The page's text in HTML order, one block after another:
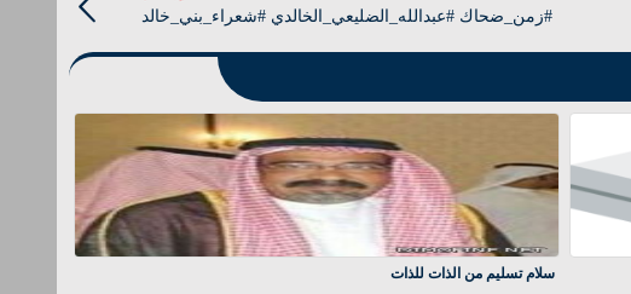
#زمن_ضحاك #عبدالله_الضليعي_الخالدي #شعراء_بني_خالد
سلام تسليم من الذات للذات